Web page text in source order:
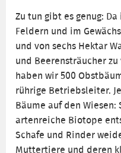
Zu tun gibt es genug:
Feldern und im
und von sechs Hektar
und Beerensträucher zu
haben wir 500
rührige Betriebsleiter.
Bäume auf den
artenreiche Biotope
Schafe und Rinder
Muttertiere und deren